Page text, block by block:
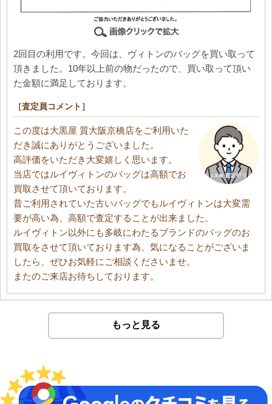
2回目の利用です。今回は、ヴィトンのバッグを買い取って
頂きました。10年以上前の物だったので、買い取って頂い
た金額に満足しております。
［査定員コメント］
この度は大黒屋 質大阪京橋店をご利用いた
だき誠にありがとうございました。
高評価をいただき大変嬉しく思います。
当店ではルイヴィトンのバッグは高額でお
買取させて頂いております。
昔ご利用されていた古いバッグでもルイヴィトンは大変需
要が高い為、高額で査定することが出来ました。
ルイヴィトン以外にも多岐にわたるブランドのバッグのお
買取をさせて頂いております為、気になることがございま
したら、ぜひお気軽にご相談くださいませ。
またのご来店お待ちしております。
もっと見る